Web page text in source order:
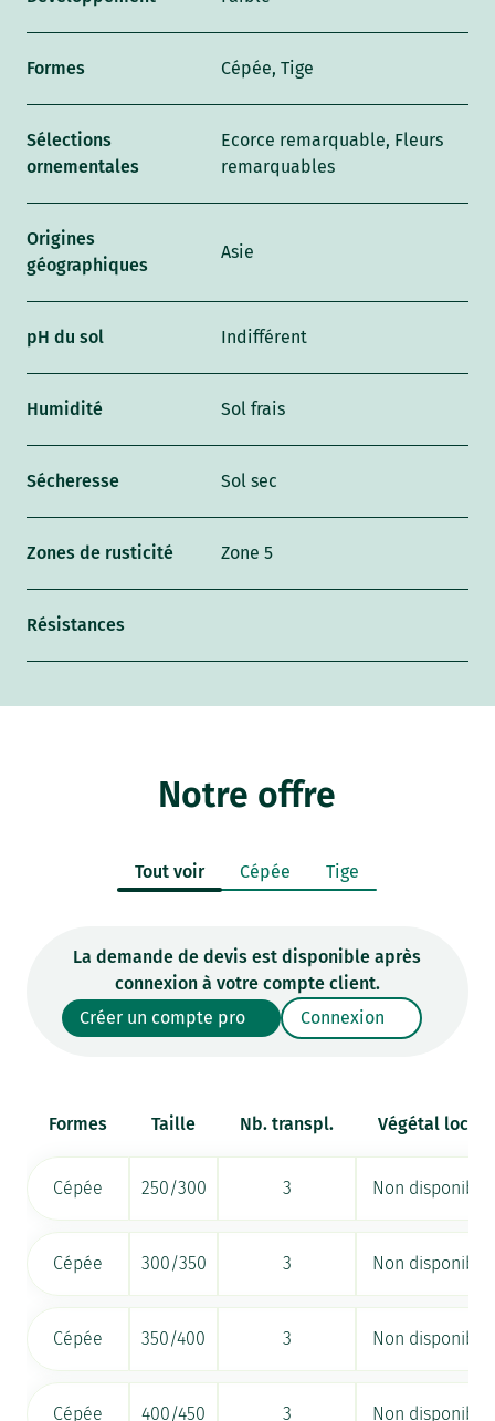
Formes Cépée, Tige
Sélections
ornementales
Ecorce remarquable, Fleurs
remarquables
Origines
géographiques
Asie
pH du sol Indifférent
Humidité Sol frais
Sécheresse Sol sec
Zones de rusticité Zone 5
Résistances
Notre offre
Tout voir Cépée Tige
La demande de devis est disponible après
connexion à votre compte client.
Créer un compte pro
Connexion
Formes Taille Nb. transpl. Végétal local
Cépée 250/300 3 Non disponible
Cépée 300/350 3 Non disponible
Cépée 350/400 3 Non disponible
Cépée 400/450 3 Non disponible